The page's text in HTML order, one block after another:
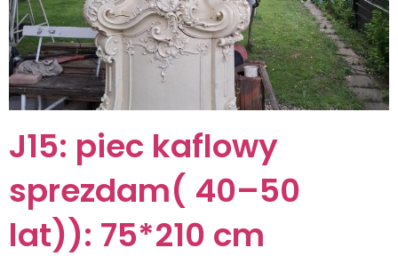
J15: piec kaflowy
sprezdam( 40–50
lat)): 75*210 cm